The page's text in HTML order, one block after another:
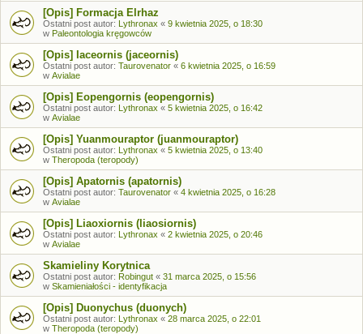
[Opis] Formacja Elrhaz
Ostatni post autor: Lythronax « 9 kwietnia 2025, o 18:30
w Paleontologia kręgowców
[Opis] Iaceornis (jaceornis)
Ostatni post autor: Taurovenator « 6 kwietnia 2025, o 16:59
w Avialae
[Opis] Eopengornis (eopengornis)
Ostatni post autor: Lythronax « 5 kwietnia 2025, o 16:42
w Avialae
[Opis] Yuanmouraptor (juanmouraptor)
Ostatni post autor: Lythronax « 5 kwietnia 2025, o 13:40
w Theropoda (teropody)
[Opis] Apatornis (apatornis)
Ostatni post autor: Taurovenator « 4 kwietnia 2025, o 16:28
w Avialae
[Opis] Liaoxiornis (liaosiornis)
Ostatni post autor: Lythronax « 2 kwietnia 2025, o 20:46
w Avialae
Skamieliny Korytnica
Ostatni post autor: Robingut « 31 marca 2025, o 15:56
w Skamieniałości - identyfikacja
[Opis] Duonychus (duonych)
Ostatni post autor: Lythronax « 28 marca 2025, o 22:01
w Theropoda (teropody)